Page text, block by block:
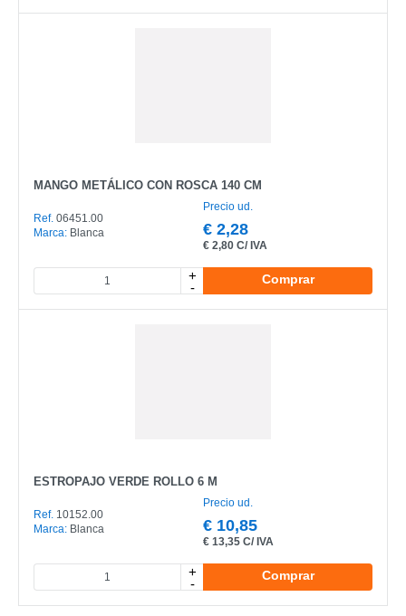
MANGO METÁLICO CON ROSCA 140 CM
Ref. 06451.00
Marca: Blanca
Precio ud.
€ 2,28
€ 2,80 C/ IVA
+
-
Comprar
ESTROPAJO VERDE ROLLO 6 M
Ref. 10152.00
Marca: Blanca
Precio ud.
€ 10,85
€ 13,35 C/ IVA
+
-
Comprar